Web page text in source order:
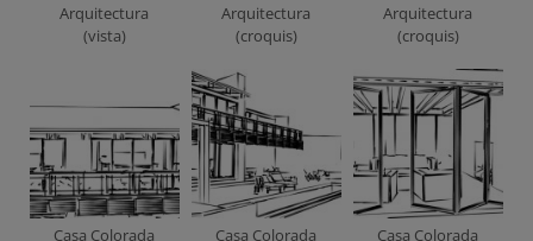
Arquitectura
(vista)
Arquitectura
(croquis)
Arquitectura
(croquis)
Casa Colorada
Casa Colorada
Casa Colorada